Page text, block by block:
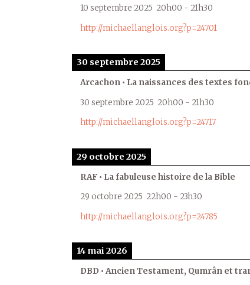
10 septembre 2025 20h00 - 21h30
http://michaellanglois.org?p=24701
30 septembre 2025
Arcachon • La naissances des textes
30 septembre 2025 20h00 - 21h30
http://michaellanglois.org?p=24717
29 octobre 2025
RAF • La fabuleuse histoire de la Bible
29 octobre 2025 22h00 - 23h30
http://michaellanglois.org?p=24785
14 mai 2026
DBD • Ancien Testament, Qumrân et